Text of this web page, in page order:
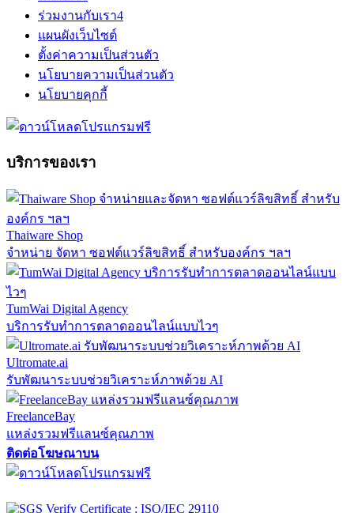
ร่วมงานกับเรา4
แผนผังเว็บไซต์
ตั้งค่าความเป็นส่วนตัว
นโยบายความเป็นส่วนตัว
นโยบายคุกกี้
บริการของเรา
Thaiware Shop
จำหน่าย จัดหา ซอฟต์แวร์ลิขสิทธิ์ สำหรับองค์กร ฯลฯ
TumWai Digital Agency
บริการรับทำการตลาดออนไลน์แบบไวๆ
Ultromate.ai
รับพัฒนาระบบช่วยวิเคราะห์ภาพด้วย AI
FreelanceBay
แหล่งรวมฟรีแลนซ์คุณภาพ
ติดต่อโฆษณาบน